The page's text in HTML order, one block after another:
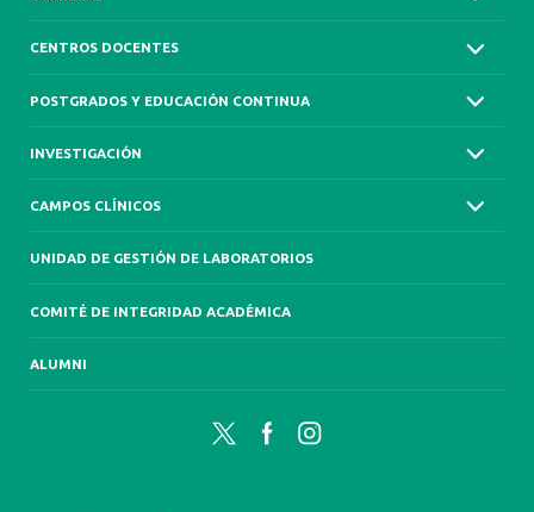
CENTROS DOCENTES
POSTGRADOS Y EDUCACIÓN CONTINUA
INVESTIGACIÓN
CAMPOS CLÍNICOS
UNIDAD DE GESTIÓN DE LABORATORIOS
COMITÉ DE INTEGRIDAD ACADÉMICA
ALUMNI
Twitter FacebookInstagram